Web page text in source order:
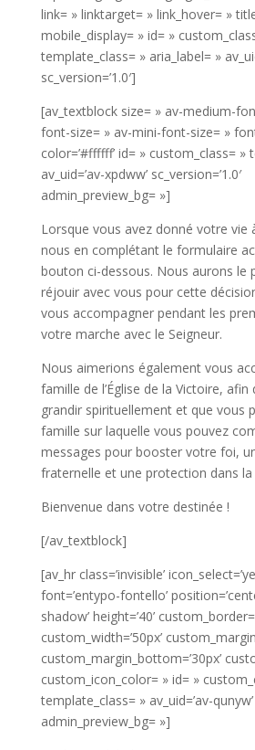
link= » linktarget= » link_hover= »
mobile_display= » id= »
template_class= » aria_label= »
sc_version=’1.0′]
[av_textblock size= » av-medium-
font-size= » av-mini-font-size= »
color=’#ffffff’ id= » custom_class= »
av_uid=’av-xpdww’ sc_version=’1.0′
admin_preview_bg= »]
Lorsque vous avez donné votre vie
nous en complétant le formulaire
bouton ci-dessous. Nous aurons le
réjouir avec vous pour cette
vous accompagner pendant les
votre marche avec le Seigneur.
Nous aimerions également vous
famille de l’Église de la Victoire, afin
grandir spirituellement et que vous
famille sur laquelle vous pouvez
messages pour booster votre foi,
fraternelle et une protection dans la
Bienvenue dans votre destinée !
[/av_textblock]
[av_hr class=’invisible’
font=’entypo-fontello’
shadow’ height=’40’
custom_width=’50px’
custom_margin_bottom=’30px’
custom_icon_color= » id= »
template_class= » av_uid=’av-qunyw’
admin_preview_bg= »]